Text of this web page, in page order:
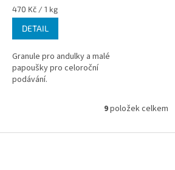
Měrná
cena:
470 Kč / 1 kg
DETAIL
Granule pro andulky a malé
papoušky pro celoroční
podávání.
O
l
9položek celkem